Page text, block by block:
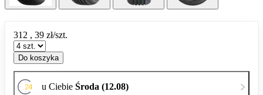
312 , 39 zł/szt.
Do koszyka
u Ciebie Środa (12.08)